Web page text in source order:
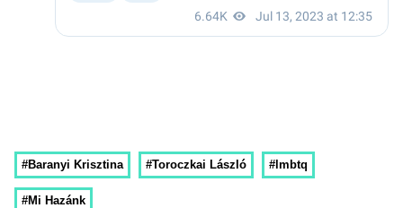
#Baranyi Krisztina #Toroczkai László #lmbtq
#Mi Hazánk